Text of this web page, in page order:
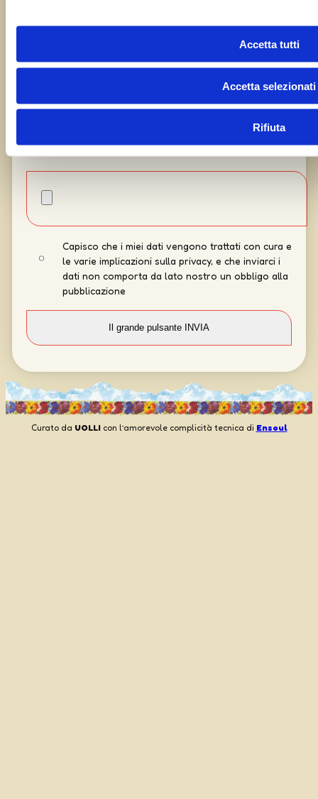
Accetta tutti
Accetta selezionati
Rifiuta
Capisco che i miei dati vengono trattati con cura e
le varie implicazioni sulla privacy, e che inviarci i
dati non comporta da lato nostro un obbligo alla
pubblicazione
Curato da UOLLIcon l’amorevole complicità tecnica di Ensoul